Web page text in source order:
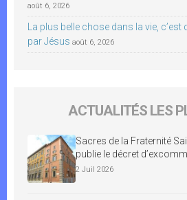
août 6, 2026
La plus belle chose dans la vie, c’est
par Jésus août 6, 2026
ACTUALITÉS LES
Sacres de la Fraternité
publie le décret
2 Juil 2026